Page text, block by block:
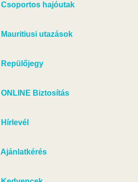
Csoportos hajóutak
Mauritiusi utazások
Repülőjegy
ONLINE Biztosítás
Hírlevél
Ajánlatkérés